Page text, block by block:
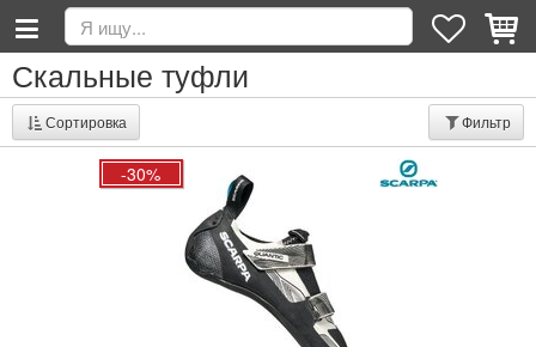
Скальные туфли
Сортировка Фильтр
-30%